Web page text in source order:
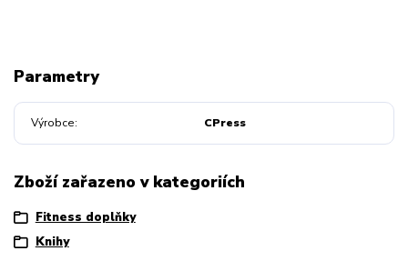
Parametry
Výrobce CPress
Zboží zařazeno v kategoriích
Fitness doplňky
Knihy